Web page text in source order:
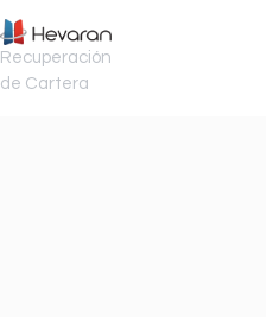
Recuperación
de Cartera